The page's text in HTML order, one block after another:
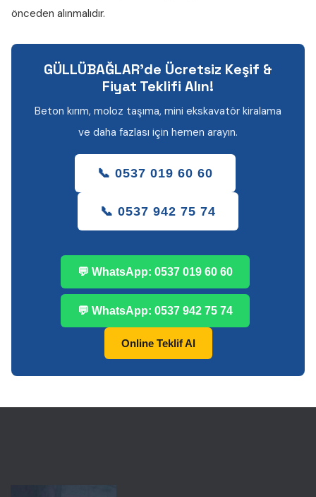
önceden alınmalıdır.
GÜLLÜBAĞLAR'de Ücretsiz Keşif &
Fiyat Teklifi Alın!
Beton kırım, moloz taşıma, mini ekskavatör kiralama
ve daha fazlası için hemen arayın.
📞 0537 019 60 60
📞 0537 942 75 74
💬 WhatsApp: 0537 019 60 60
💬 WhatsApp: 0537 942 75 74
Online Teklif Al